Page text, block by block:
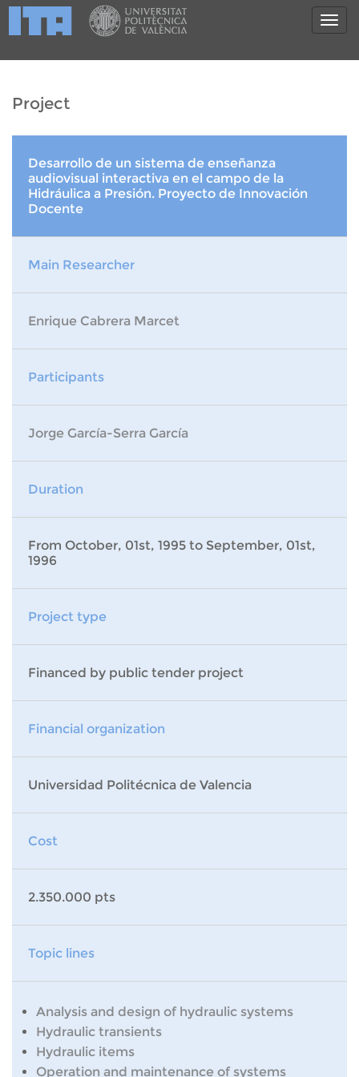
Project
Desarrollo de un sistema de enseñanza
audiovisual interactiva en el campo de la
Hidráulica a Presión. Proyecto de Innovación
Docente
Main Researcher
Enrique Cabrera Marcet
Participants
Jorge García-Serra García
Duration
From October, 01st, 1995 to September, 01st,
1996
Project type
Financed by public tender project
Financial organization
Universidad Politécnica de Valencia
Cost
2.350.000 pts
Topic lines
Analysis and design of hydraulic systems
Hydraulic transients
Hydraulic items
Operation and maintenance of systems